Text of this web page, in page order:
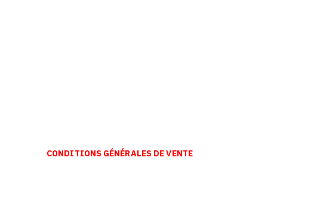
CONDITIONS GÉNÉRALES DE VENTE